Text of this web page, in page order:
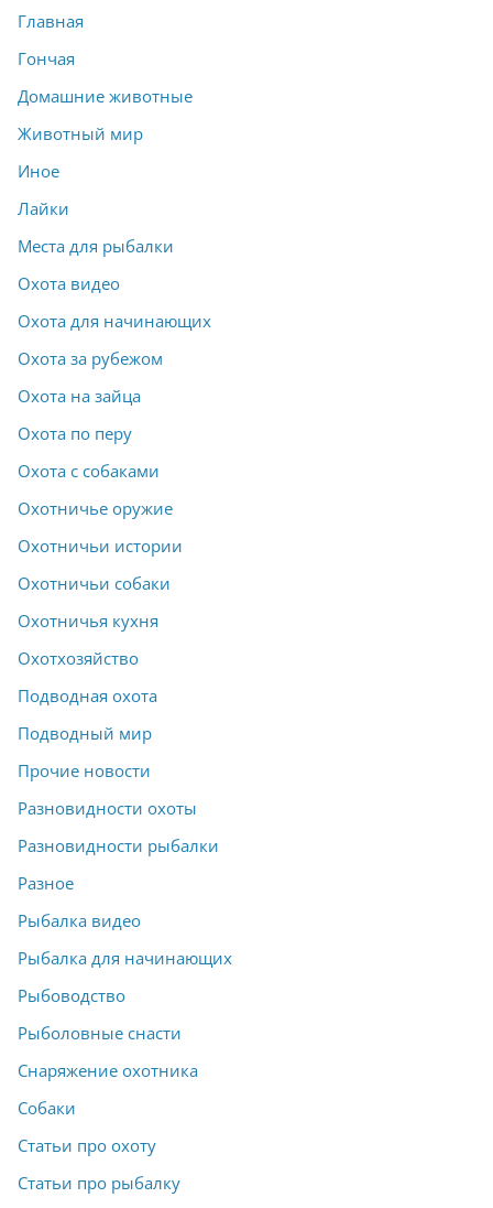
Главная
Гончая
Домашние животные
Животный мир
Иное
Лайки
Места для рыбалки
Охота видео
Охота для начинающих
Охота за рубежом
Охота на зайца
Охота по перу
Охота с собаками
Охотничье оружие
Охотничьи истории
Охотничьи собаки
Охотничья кухня
Охотхозяйство
Подводная охота
Подводный мир
Прочие новости
Разновидности охоты
Разновидности рыбалки
Разное
Рыбалка видео
Рыбалка для начинающих
Рыбоводство
Рыболовные снасти
Снаряжение охотника
Собаки
Статьи про охоту
Статьи про рыбалку